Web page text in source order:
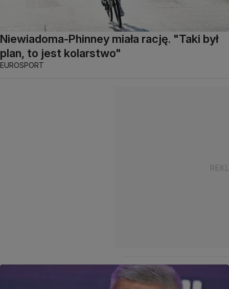
Niewiadoma-Phinney miała rację. "Taki był
plan, to jest kolarstwo"
EUROSPORT